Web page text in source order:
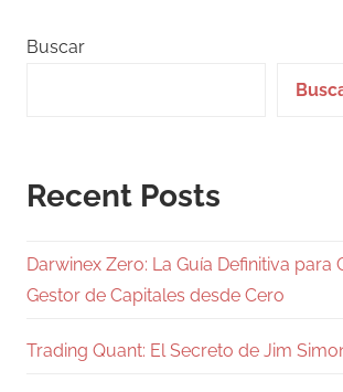
Buscar
Recent Posts
Darwinex Zero: La Guía Definitiva para
Gestor de Capitales desde Cero
Trading Quant: El Secreto de Jim